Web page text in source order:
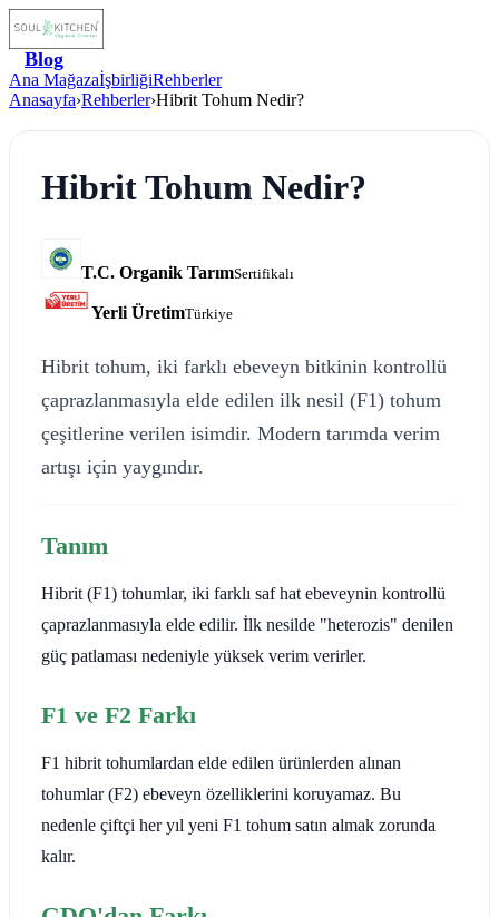
Blog
Ana MağazaİşbirliğiRehberler
Anasayfa›Rehberler›Hibrit Tohum Nedir?
Hibrit Tohum Nedir?
T.C. Organik TarımSertifikalı
Yerli ÜretimTürkiye
Hibrit tohum, iki farklı ebeveyn bitkinin kontrollü
çaprazlanmasıyla elde edilen ilk nesil (F1) tohum
çeşitlerine verilen isimdir. Modern tarımda verim
artışı için yaygındır.
Tanım
Hibrit (F1) tohumlar, iki farklı saf hat ebeveynin kontrollü
çaprazlanmasıyla elde edilir. İlk nesilde "heterozis" denilen
güç patlaması nedeniyle yüksek verim verirler.
F1 ve F2 Farkı
F1 hibrit tohumlardan elde edilen ürünlerden alınan
tohumlar (F2) ebeveyn özelliklerini koruyamaz. Bu
nedenle çiftçi her yıl yeni F1 tohum satın almak zorunda
kalır.